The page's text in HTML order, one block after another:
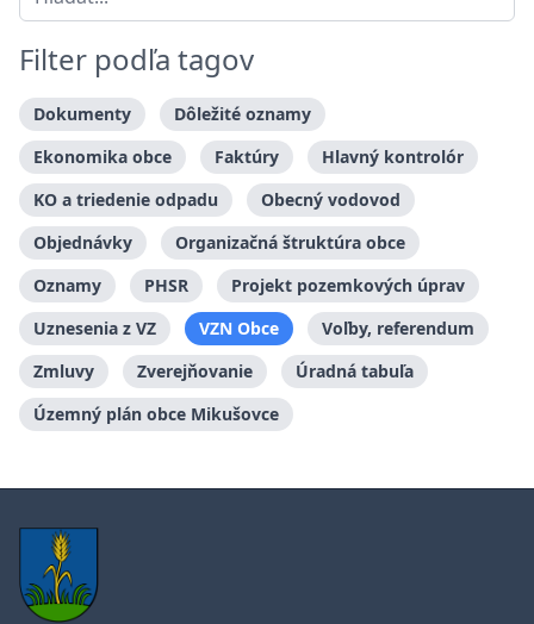
Filter podľa tagov
Dokumenty
Dôležité oznamy
Ekonomika obce
Faktúry
Hlavný kontrolór
KO a triedenie odpadu
Obecný vodovod
Objednávky
Organizačná štruktúra obce
Oznamy
PHSR
Projekt pozemkových úprav
Uznesenia z VZ
VZN Obce
Voľby, referendum
Zmluvy
Zverejňovanie
Úradná tabuľa
Územný plán obce Mikušovce